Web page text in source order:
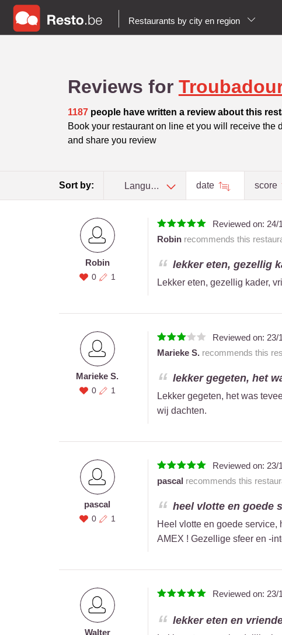
Restaurants by city en region
Reviews for
1187people have written a review about this
Book your restaurant on line et you will receive the
and share you review
Sort by: Language date score
Robin
0 1
Reviewed on: 24/
Robinrecommends this
lekker eten, gezellig
Lekker eten, gezellig kader,
Marieke S.
0 1
Reviewed on: 23/
Marieke S.recommends this
lekker gegeten, het
Lekker gegeten, het was
wij dachten.
pascal
0 1
Reviewed on: 23/
pascal recommends this
heel vlotte en goede
Heel vlotte en goede service,
AMEX ! Gezellige sfeer en -
Walter
Reviewed on: 23/
lekker eten en